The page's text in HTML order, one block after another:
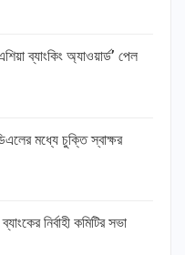
ব্যাংকিং অ্যাওয়ার্ড’ পেল
মধ্যে চুক্তি স্বাক্ষর
নির্বাহী কমিটির সভা